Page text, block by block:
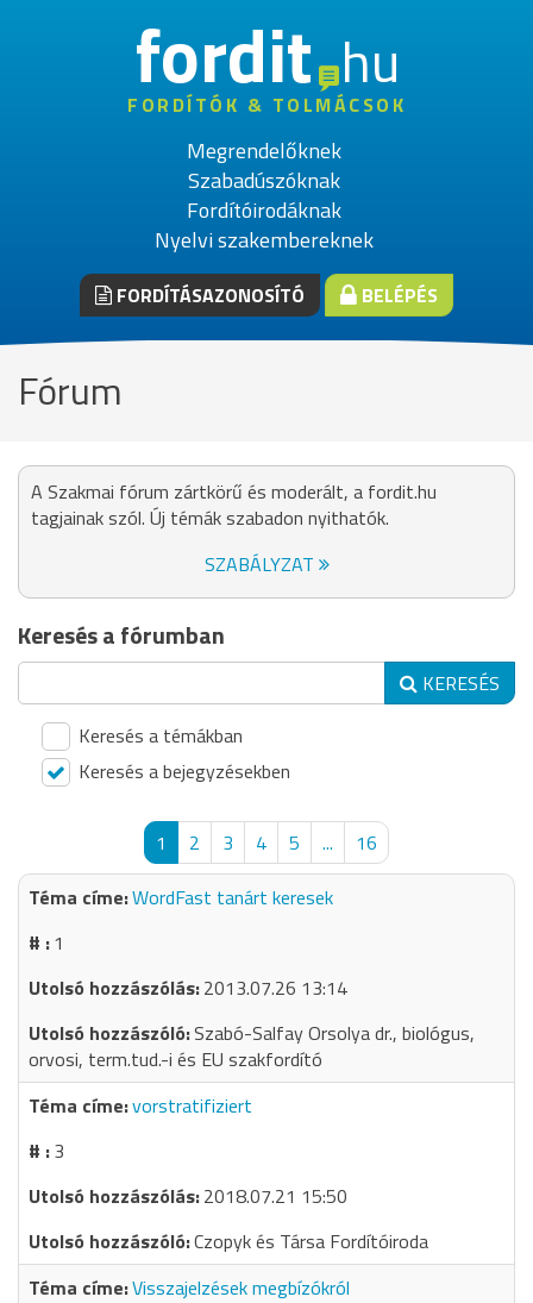
fordithu
FORDÍTÓK & TOLMÁCSOK
Megrendelőknek
Szabadúszóknak
Fordítóirodáknak
Nyelvi szakembereknek
FORDÍTÁSAZONOSÍTÓ BELÉPÉS
Fórum
A Szakmai fórum zártkörű és moderált, a fordit.hu
tagjainak szól. Új témák szabadon nyithatók.
SZABÁLYZAT
Keresés a fórumban
KERESÉS
Keresés a témákban
Keresés a bejegyzésekben
1 2 3 4 5 ...
16
WordFast tanárt keresek
1
2013.07.26 13:14
Szabó-Salfay Orsolya dr., biológus,
orvosi, term.tud.-i és EU szakfordító
vorstratifiziert
3
2018.07.21 15:50
Czopyk és Társa Fordítóiroda
Visszajelzések megbízókról